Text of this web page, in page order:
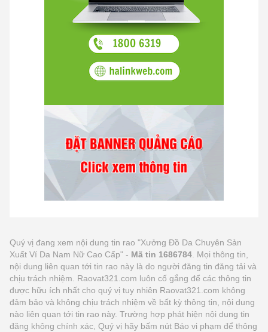
Quý vị đang xem nội dung tin rao "Xưởng Đồ Da Chuyên Sản
Xuất Ví Da Nam Nữ Cao Cấp" - Mã tin 1686784 . Mọi thông tin,
nội dung liên quan tới tin rao này là do người đăng tin đăng tải và
chịu trách nhiệm. Raovat321.com luôn cố gắng để các thông tin
được hữu ích nhất cho quý vị tuy nhiên Raovat321.com không
đảm bảo và không chịu trách nhiệm về bất kỳ thông tin, nội dung
nào liên quan tới tin rao này. Trường hợp phát hiện nội dung tin
đăng không chính xác, Quý vị hãy bấm nút Báo vi phạm để thông